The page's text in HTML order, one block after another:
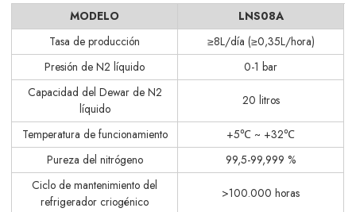
MODELO
LNS08A
Tasa de producción
≥8L/día (≥0,35L/hora)
Presión de N2 líquido
0-1 bar
Capacidad del Dewar de N2
líquido
20 litros
Temperatura de funcionamiento
+5℃ ~ +32℃
Pureza del nitrógeno
99,5-99,999 %
Ciclo de mantenimiento del
refrigerador criogénico
>100.000 horas